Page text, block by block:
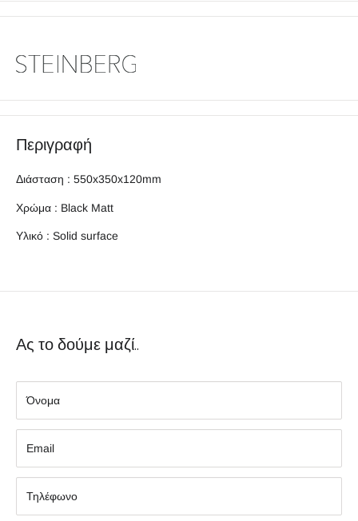
Περιγραφή
Διάσταση : 550x350x120mm
Χρώμα : Black Matt
Υλικό : Solid surface
Ας το δούμε μαζί..
Όνομα
Εmail
Τηλέφωνο